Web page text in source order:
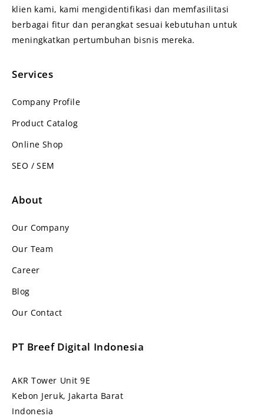
klien kami, kami mengidentifikasi dan memfasilitasi
berbagai fitur dan perangkat sesuai kebutuhan untuk
meningkatkan pertumbuhan bisnis mereka.
Services
Company Profile
Product Catalog
Online Shop
SEO / SEM
About
Our Company
Our Team
Career
Blog
Our Contact
PT Breef Digital Indonesia
AKR Tower Unit 9E
Kebon Jeruk, Jakarta Barat
Indonesia